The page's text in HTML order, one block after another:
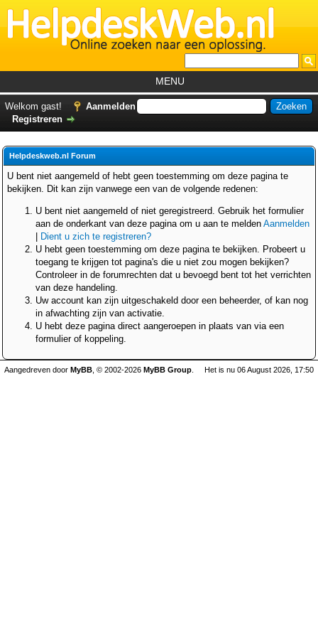
MENU
Helpdesks
Forum
Welkom gast!
Aanmelden
Registreren
Helpdeskweb.nl Forum
U bent niet aangemeld of hebt geen toestemming om deze pagina te
bekijken. Dit kan zijn vanwege een van de volgende redenen:
U bent niet aangemeld of niet geregistreerd. Gebruik het formulier
aan de onderkant van deze pagina om u aan te melden Aanmelden
Dient u zich te registreren?
U hebt geen toestemming om deze pagina te bekijken. Probeert u
toegang te krijgen tot pagina's die u niet zou mogen bekijken?
Controleer in de forumrechten dat u bevoegd bent tot het verrichten
van deze handeling.
Uw account kan zijn uitgeschakeld door een beheerder, of kan nog
in afwachting zijn van activatie.
U hebt deze pagina direct aangeroepen in plaats van via een
formulier of koppeling.
Het is nu 06 August 2026, 17:50
Aangedreven door MyBB , © 2002-2026 MyBB Group